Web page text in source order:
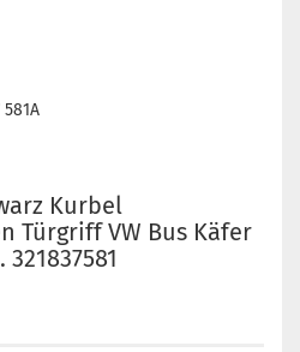
Kurbel
Türgriff VW Bus Käfer